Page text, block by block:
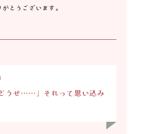
とうございます。
どうせ……」それって思い込み